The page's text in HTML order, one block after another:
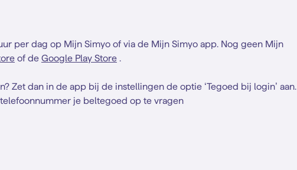
per dag op Mijn Simyo of via de Mijn Simyo app. Nog geen Mijn
of de Google Play Store .
Zet dan in de app bij de instellingen de optie ‘Tegoed bij login’ aan.
je beltegoed op te vragen